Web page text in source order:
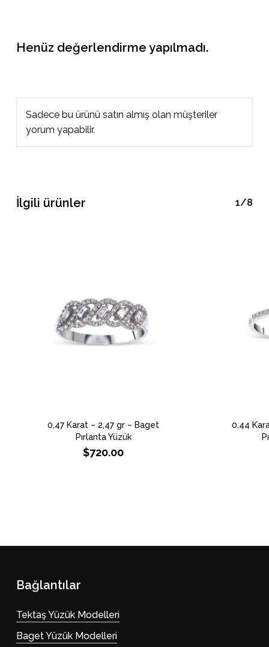
Henüz değerlendirme yapılmadı.
Sadece bu ürünü satın almış olan müşteriler
yorum yapabilir.
İlgili ürünler 1/8
0,47 Karat – 2,47 gr – Baget
Pırlanta Yüzük
$720.00
0,44
Bağlantılar
Tektaş Yüzük Modelleri
Baget Yüzük Modelleri